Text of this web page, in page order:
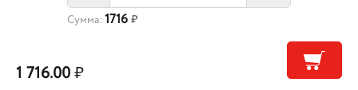
Сумма: 1716 ₽
1 716.00₽